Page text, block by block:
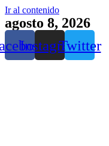
Ir al contenido
agosto 8, 2026
InstagramTwitter